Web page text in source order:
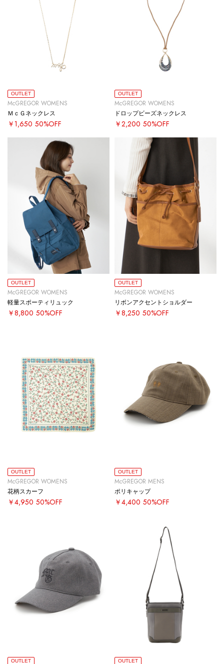
OUTLET
McGREGOR WOMENS
ＭｃＧネックレス
￥1,650 50%OFF
OUTLET
McGREGOR WOMENS
ドロップビーズネックレス
￥2,200 50%OFF
OUTLET
McGREGOR WOMENS
軽量スポーティリュック
￥8,800 50%OFF
OUTLET
McGREGOR WOMENS
リボンアクセントショルダー
￥8,250 50%OFF
OUTLET
McGREGOR WOMENS
花柄スカーフ
￥4,950 50%OFF
OUTLET
McGREGOR MENS
ポリキャップ
￥4,400 50%OFF
OUTLET OUTLET